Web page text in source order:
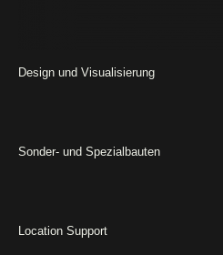
Design und Visualisierung
Sonder- und Spezial­bauten
Location Support